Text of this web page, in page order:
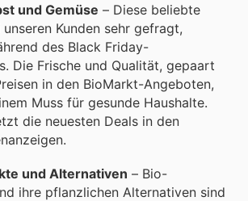
und Gemüse – Diese beliebte
Kunden sehr gefragt,
des Black Friday-
Die Frische und Qualität, gepaart
in den BioMarkt-Angeboten,
Muss für gesunde Haushalte.
die neuesten Deals in den
und Alternativen – Bio-
ihre pflanzlichen Alternativen sind